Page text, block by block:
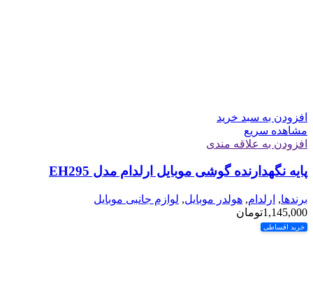
افزودن به سبد خرید
مشاهده سریع
افزودن به علاقه مندی
پایه نگهدارنده گوشی موبایل ارلدام مدل EH295
برندها, ارلدام, هولدر موبایل, لوازم جانبی موبایل
1,145,000تومان
خرید اقساطی